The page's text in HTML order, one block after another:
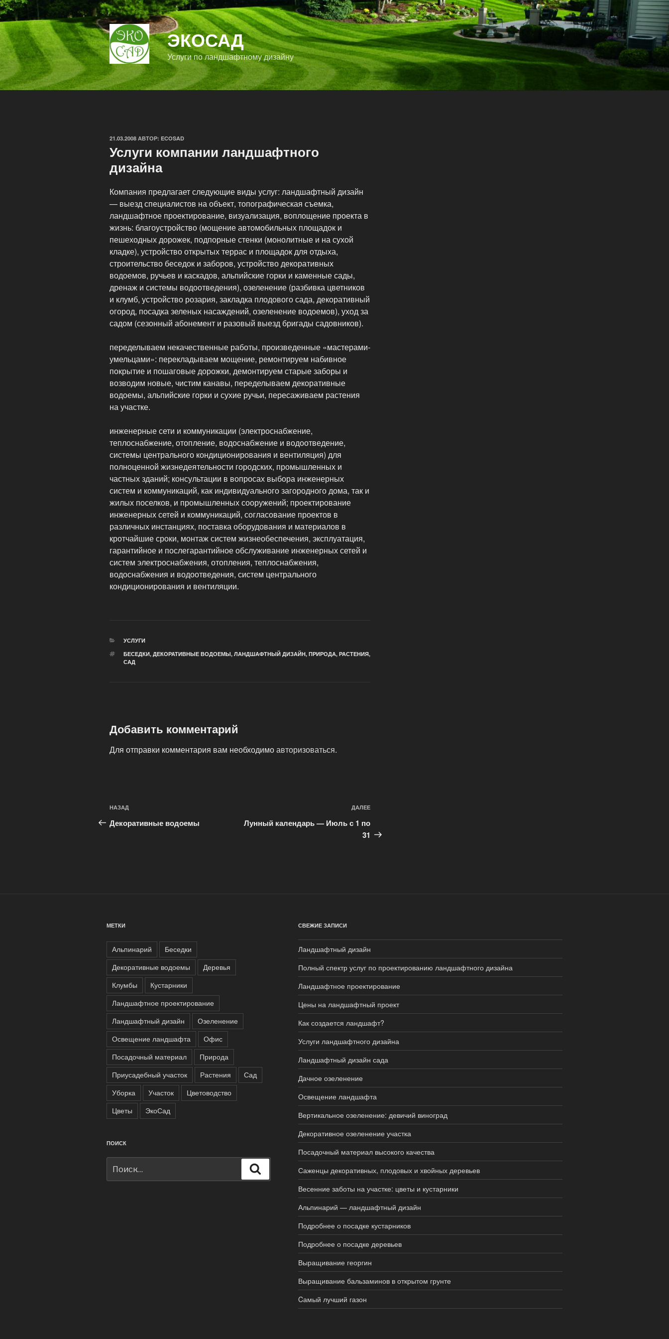
Перейти
к
содержимому
ЭКОСАД
Услуги по ландшафтному дизайну
ОПУБЛИКОВАНО
21.03.2008 АВТОР: ECOSAD
Услуги компании ландшафтного
дизайна
Компания предлагает следующие виды услуг: ландшафтный дизайн
— выезд специалистов на объект, топографическая съемка,
ландшафтное проектирование, визуализация, воплощение проекта в
жизнь: благоустройство (мощение автомобильных площадок и
пешеходных дорожек, подпорные стенки (монолитные и на сухой
кладке), устройство открытых террас и площадок для отдыха,
строительство беседок и заборов, устройство декоративных
водоемов, ручьев и каскадов, альпийские горки и каменные сады,
дренаж и системы водоотведения), озеленение (разбивка цветников
и клумб, устройство розария, закладка плодового сада, декоративный
огород, посадка зеленых насаждений, озеленение водоемов), уход за
садом (сезонный абонемент и разовый выезд бригады садовников).
переделываем некачественные работы, произведенные «мастерами-
умельцами»: перекладываем мощение, ремонтируем набивное
покрытие и пошаговые дорожки, демонтируем старые заборы и
возводим новые, чистим канавы, переделываем декоративные
водоемы, альпийские горки и сухие ручьи, пересаживаем растения
на участке.
инженерные сети и коммуникации (электроснабжение,
теплоснабжение, отопление, водоснабжение и водоотведение,
системы центрального кондиционирования и вентиляция) для
полноценной жизнедеятельности городских, промышленных и
частных зданий; консультации в вопросах выбора инженерных
систем и коммуникаций, как индивидуального загородного дома, так и
жилых поселков, и промышленных сооружений; проектирование
инженерных сетей и коммуникаций, согласование проектов в
различных инстанциях, поставка оборудования и материалов в
кротчайшие сроки, монтаж систем жизнеобеспечения, эксплуатация,
гарантийное и послегарантийное обслуживание инженерных сетей и
систем электроснабжения, отопления, теплоснабжения,
водоснабжения и водоотведения, систем центрального
кондиционирования и вентиляции.
РУБРИКИ
УСЛУГИ
МЕТКИ
БЕСЕДКИ, ДЕКОРАТИВНЫЕ ВОДОЕМЫ, ЛАНДШАФТНЫЙ ДИЗАЙН, ПРИРОДА, РАСТЕНИЯ,
САД
Добавить комментарий
Для отправки комментария вам необходимоавторизоваться.
Навигация
по
записям
Предыдущая
запись:
НАЗАД
Декоративные водоемы
Следующая
запись
ДАЛЕЕ
Лунный календарь — Июль с 1 по
31
МЕТКИ
Альпинарий
Беседки
Декоративные водоемы
Деревья
Клумбы
Кустарники
Ландшафтное проектирование
Ландшафтный дизайн
Озеленение
Освещение ландшафта
Офис
Посадочный материал
Природа
Приусадебный участок
Растения
Сад
Уборка
Участок
Цветоводство
Цветы
ЭкоСад
ПОИСК
СВЕЖИЕ ЗАПИСИ
Ландшафтный дизайн
Полный спектр услуг по проектированию ландшафтного дизайна
Ландшафтное проектирование
Цены на ландшафтный проект
Как создается ландшафт?
Услуги ландшафтного дизайна
Ландшафтный дизайн сада
Дачное озеленение
Освещение ландшафта
Вертикальное озеленение: девичий виноград
Декоративное озеленение участка
Посадочный материал высокого качества
Саженцы декоративных, плодовых и хвойных деревьев
Весенние заботы на участке: цветы и кустарники
Альпинарий — ландшафтный дизайн
Подробнее о посадке кустарников
Подробнее о посадке деревьев
Выращивание георгин
Выращивание бальзаминов в открытом грунте
Cамый лучший газон